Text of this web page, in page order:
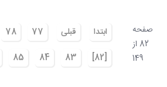
صفحه
82 از
149
ابتدا قبلی 77
78
[82]
83
84
85